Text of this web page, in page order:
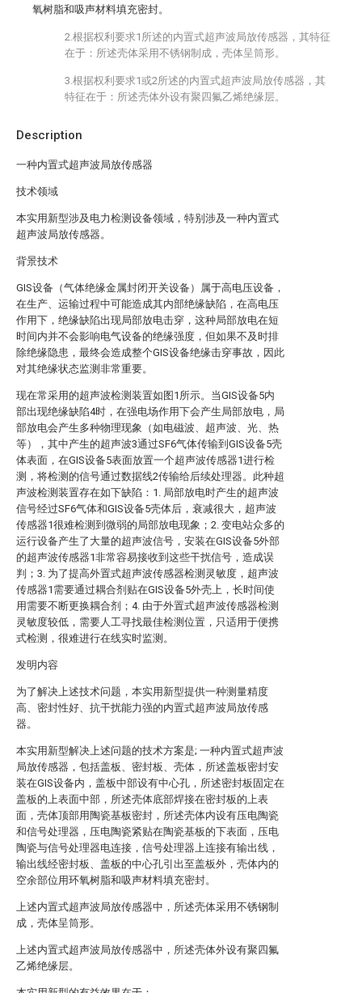
Description
一种内置式超声波局放传感器
技术领域
本实用新型涉及电力检测设备领域，特别涉及一种内置式
超声波局放传感器。
背景技术
GIS设备（气体绝缘金属封闭开关设备）属于高电压设备，
在生产、运输过程中可能造成其内部绝缘缺陷，在高电压
作用下，绝缘缺陷出现局部放电击穿，这种局部放电在短
时间内并不会影响电气设备的绝缘强度，但如果不及时排
除绝缘隐患，最终会造成整个GIS设备绝缘击穿事故，因此
对其绝缘状态监测非常重要。
现在常采用的超声波检测装置如图1所示。当GIS设备5内
部出现绝缘缺陷4时，在强电场作用下会产生局部放电，局
部放电会产生多种物理现象（如电磁波、超声波、光、热
等），其中产生的超声波3通过SF6气体传输到GIS设备5壳
体表面，在GIS设备5表面放置一个超声波传感器1进行检
测，将检测的信号通过数据线2传输给后续处理器。此种超
声波检测装置存在如下缺陷：1. 局部放电时产生的超声波
信号经过SF6气体和GIS设备5壳体后，衰减很大，超声波
传感器1很难检测到微弱的局部放电现象；2. 变电站众多的
运行设备产生了大量的超声波信号，安装在GIS设备5外部
的超声波传感器1非常容易接收到这些干扰信号，造成误
判；3. 为了提高外置式超声波传感器检测灵敏度，超声波
传感器1需要通过耦合剂贴在GIS设备5外壳上，长时间使
用需要不断更换耦合剂；4. 由于外置式超声波传感器检测
灵敏度较低，需要人工寻找最佳检测位置，只适用于便携
式检测，很难进行在线实时监测。
发明内容
为了解决上述技术问题，本实用新型提供一种测量精度
高、密封性好、抗干扰能力强的内置式超声波局放传感
器。
本实用新型解决上述问题的技术方案是; 一种内置式超声波
局放传感器，包括盖板、密封板、壳体，所述盖板密封安
装在GIS设备内，盖板中部设有中心孔，所述密封板固定在
盖板的上表面中部，所述壳体底部焊接在密封板的上表
面，壳体顶部用陶瓷基板密封，所述壳体内设有压电陶瓷
和信号处理器，压电陶瓷紧贴在陶瓷基板的下表面，压电
陶瓷与信号处理器电连接，信号处理器上连接有输出线，
输出线经密封板、盖板的中心孔引出至盖板外，壳体内的
空余部位用环氧树脂和吸声材料填充密封。
上述内置式超声波局放传感器中，所述壳体采用不锈钢制
成，壳体呈筒形。
上述内置式超声波局放传感器中，所述壳体外设有聚四氟
乙烯绝缘层。
氧树脂和吸声材料填充密封。
2.根据权利要求1所述的内置式超声波局放传感器，其特征
在于：所述壳体采用不锈钢制成，壳体呈筒形。
3.根据权利要求1或2所述的内置式超声波局放传感器，其
特征在于：所述壳体外设有聚四氟乙烯绝缘层。